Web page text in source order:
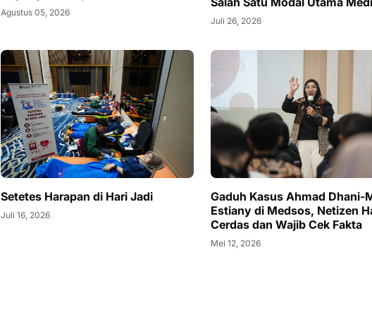
Agustus 05, 2026
Juli 26, 2026
Setetes Harapan di Hari Jadi
Juli 16, 2026
Gaduh Kasus Ahmad Dhani-
Estiany di Medsos, Netizen
Cerdas dan Wajib Cek Fakta
Mei 12, 2026